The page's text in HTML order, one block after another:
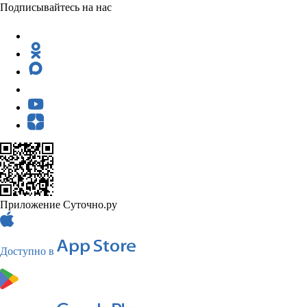
Подписывайтесь на нас
Приложение Суточно.ру
Доступно в